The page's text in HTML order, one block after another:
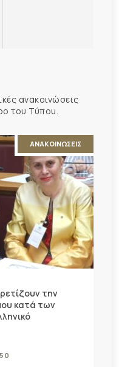
ανακοινώσεις
του Τύπου.
ΑΝΑΚΟΙΝΩΣΕΙΣ
την
κατά των